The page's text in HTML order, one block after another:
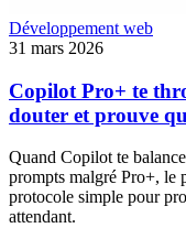
Développement web
31 mars 2026
Copilot Pro+ te
douter et prouve
Quand Copilot te
prompts malgré Pro+, le
protocole simple pour
attendant.